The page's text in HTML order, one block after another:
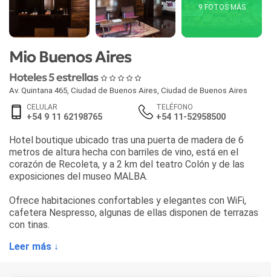
9 FOTOS MÁS
Mio Buenos Aires
Hoteles 5 estrellas
Av. Quintana 465 Ciudad de Buenos Aires Ciudad de Buenos Aires
CELULAR
+54 9 11 62198765
TELÉFONO
+54 11-52958500
Hotel boutique ubicado tras una puerta de madera de 6
metros de altura hecha con barriles de vino, está en el
corazón de Recoleta, y a 2 km del teatro Colón y de las
exposiciones del museo MALBA.
Ofrece habitaciones confortables y elegantes con WiFi,
cafetera Nespresso, algunas de ellas disponen de terrazas
con tinas.
Leer más ↓